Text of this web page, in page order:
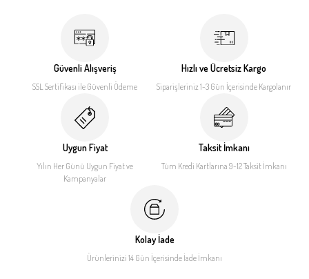
Güvenli Alışveriş
SSL Sertifikası ile Güvenli Ödeme
Hızlı ve Ücretsiz Kargo
Siparişleriniz 1-3 Gün İçerisinde Kargolanır
Uygun Fiyat
Yılın Her Günü Uygun Fiyatve
Kampanyalar
Taksit İmkanı
Tüm Kredi Kartlarına 9-12Taksit İmkanı
Kolay İade
Ürünlerinizi 14 Gün İçerisinde İade İmkanı